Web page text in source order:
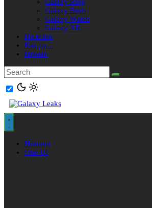
Galaxy Ring
Galaxy Buds
Galaxy Watch
Galaxy XR
Полезно
Как да…
Промо
Новини
One UI